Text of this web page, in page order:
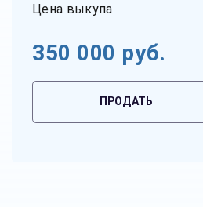
Цена выкупа
350 000 руб.
ПРОДАТЬ